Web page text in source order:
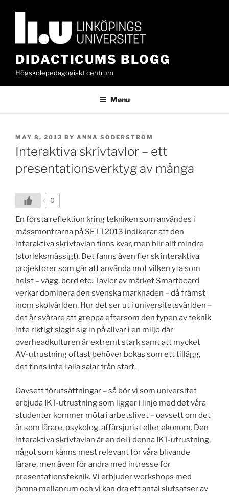
DIDACTICUMS BLOGG
Högskolepedagogiskt centrum
Menu
POSTED
ON
MAY 8, 2013 BY ANNA SÖDERSTRÖM
Interaktiva skrivtavlor – ett
presentationsverktyg av många
0
En första reflektion kring tekniken som användes i
mässmontrarna på SETT2013 indikerar att den
interaktiva skrivtavlan finns kvar, men blir allt mindre
(storleksmässigt). Det fanns även fler sk interaktiva
projektorer som går att använda mot vilken yta som
helst – vägg, bord etc. Tavlor av märket Smartboard
verkar dominera den svenska marknaden – då främst
inom skolvärlden. Hur det ser ut i universitetsvärlden –
det är svårare att greppa eftersom den typen av teknik
inte riktigt slagit sig in på allvar i en miljö där
overheadkulturen är extremt stark samt att mycket
AV-utrustning oftast behöver bokas som ett tillägg,
det finns inte i alla salar från start.
Oavsett förutsättningar – så bör vi som universitet
erbjuda IKT-utrustning som ligger i linje med det våra
studenter kommer möta i arbetslivet – oavsett om det
är som lärare, psykolog, affärsjurist eller ekonom. Den
interaktiva skrivtavlan är en del i denna IKT-utrustning,
något som känns mest relevant för våra blivande
lärare, men även för andra med intresse för
presentationsteknik. Vi erbjuder workshops med
jämna mellanrum och vi kan dra ett antal slutsatser av